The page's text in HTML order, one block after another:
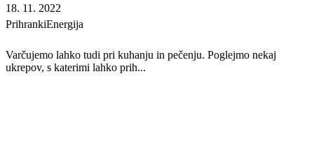
18. 11. 2022
PrihrankiEnergija
Varčujemo lahko tudi pri kuhanju in pečenju. Poglejmo nekaj
ukrepov, s katerimi lahko prih...